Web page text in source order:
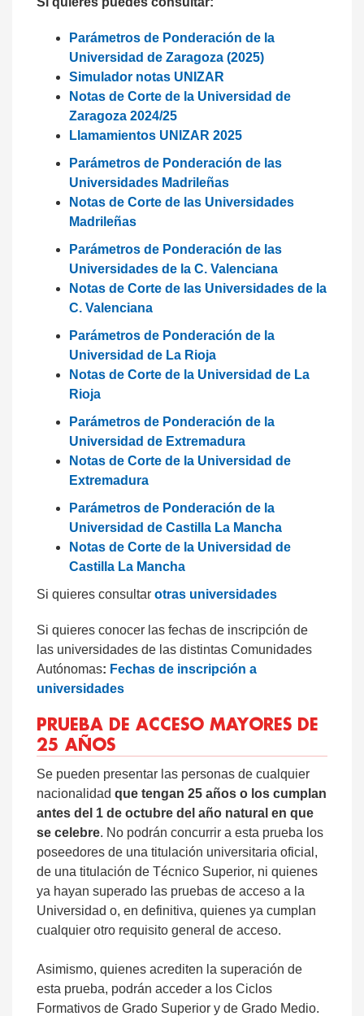
Parámetros de Ponderación de la
Universidad de Zaragoza (2025)
Simulador notas UNIZAR
Notas de Corte de la Universidad de
Zaragoza 2024/25
Llamamientos UNIZAR 2025
Parámetros de Ponderación de las
Universidades Madrileñas
Notas de Corte de las Universidades
Madrileñas
Parámetros de Ponderación de las
Universidades de la C. Valenciana
Notas de Corte de las Universidades de la
C. Valenciana
Parámetros de Ponderación de la
Universidad de La Rioja
Notas de Corte de la Universidad de La
Rioja
Parámetros de Ponderación de la
Universidad de Extremadura
Notas de Corte de la Universidad de
Extremadura
Parámetros de Ponderación de la
Universidad de Castilla La Mancha
Notas de Corte de la Universidad de
Castilla La Mancha
Si quieres consultar otras universidades
Si quieres conocer las fechas de inscripción de
las universidades de las distintas Comunidades
Autónomas: Fechas de inscripción a
universidades
PRUEBA DE ACCESO MAYORES DE
25 AÑOS
Se pueden presentar las personas de cualquier
nacionalidad que tengan 25 años o los cumplan
antes del 1 de octubre del año natural en que
se celebre. No podrán concurrir a esta prueba los
poseedores de una titulación universitaria oficial,
de una titulación de Técnico Superior, ni quienes
ya hayan superado las pruebas de acceso a la
Universidad o, en definitiva, quienes ya cumplan
cualquier otro requisito general de acceso.
Asimismo, quienes acrediten la superación de
esta prueba, podrán acceder a los Ciclos
Formativos de Grado Superior y de Grado Medio.